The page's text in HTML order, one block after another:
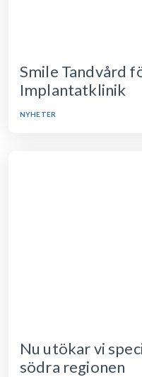
Smile Tandvård
Implantatklinik
NYHETER
Nu utökar vi
södra regionen